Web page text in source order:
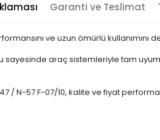
Garanti ve Teslimat
ve uzun ömürlü
sayesinde araç sistemleriyle tam
47 / N-57 F-07/10, kalite ve fiyat